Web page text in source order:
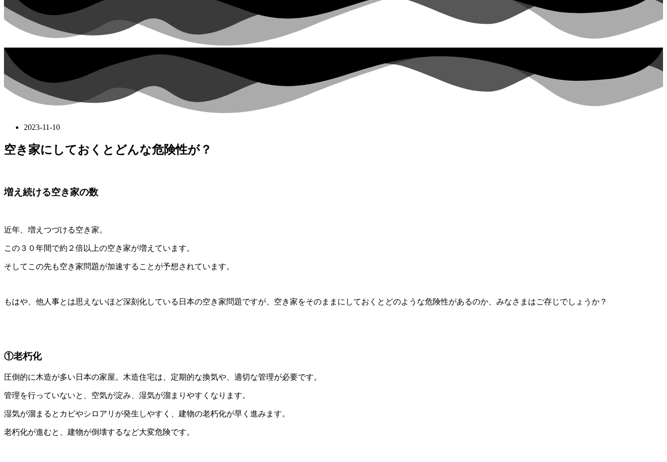
2023-11-10
空き家にしておくとどんな危険性が？
増え続ける空き家の数
近年、増えつづける空き家。
この３０年間で約２倍以上の空き家が増えています。
そしてこの先も空き家問題が加速することが予想されています。
もはや、他人事とは思えないほど深刻化している日本の空き家問題ですが、空き家をそのままにしておくとどのような危険性があるのか、みなさまはご存じでしょうか？
①老朽化
圧倒的に木造が多い日本の家屋。木造住宅は、定期的な換気や、適切な管理が必要です。
管理を行っていないと、空気が淀み、湿気が溜まりやすくなります。
湿気が溜まるとカビやシロアリが発生しやすく、建物の老朽化が早く進みます。
老朽化が進むと、建物が倒壊するなど大変危険です。